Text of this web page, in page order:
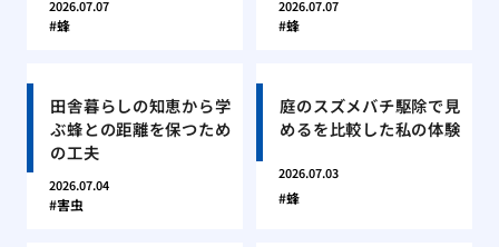
2026.07.07
蜂
2026.07.07
蜂
田舎暮らしの知恵から学
ぶ蜂との距離を保つため
の工夫
2026.07.04
害虫
庭のスズメバチ駆除で見
めるを比較した私の体験
2026.07.03
蜂